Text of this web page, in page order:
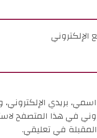
الإلكتروني
بريدي
في هذا المتصفح
في تعليقي.